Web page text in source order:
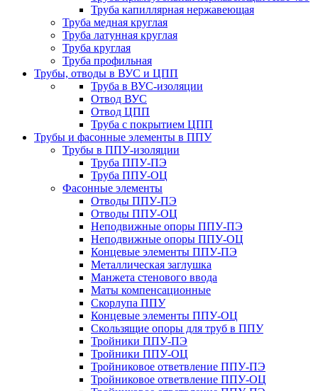
Труба капиллярная нержавеющая
Труба медная круглая
Труба латунная круглая
Труба круглая
Труба профильная
Трубы, отводы в ВУС и ЦПП
Труба в ВУС-изоляции
Отвод ВУС
Отвод ЦПП
Труба с покрытием ЦПП
Трубы и фасонные элементы в ППУ
Трубы в ППУ-изоляции
Труба ППУ-ПЭ
Труба ППУ-ОЦ
Фасонные элементы
Отводы ППУ-ПЭ
Отводы ППУ-ОЦ
Неподвижные опоры ППУ-ПЭ
Неподвижные опоры ППУ-ОЦ
Концевые элементы ППУ-ПЭ
Металлическая заглушка
Манжета стенового ввода
Маты компенсационные
Скорлупа ППУ
Концевые элементы ППУ-ОЦ
Скользящие опоры для труб в ППУ
Тройники ППУ-ПЭ
Тройники ППУ-ОЦ
Тройниковое ответвление ППУ-ПЭ
Тройниковое ответвление ППУ-ОЦ